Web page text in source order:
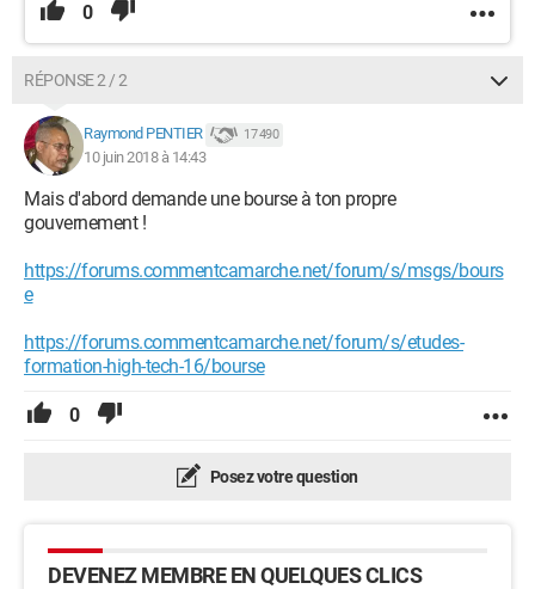
0
RÉPONSE 2 / 2
Raymond PENTIER 17 490
10 juin 2018 à 14:43
Mais d'abord demande une bourse à ton propre
gouvernement !
https://forums.commentcamarche.net/forum/s/msgs/bours
e
https://forums.commentcamarche.net/forum/s/etudes-
formation-high-tech-16/bourse
0
Posez votre question
DEVENEZ MEMBRE EN QUELQUES CLICS